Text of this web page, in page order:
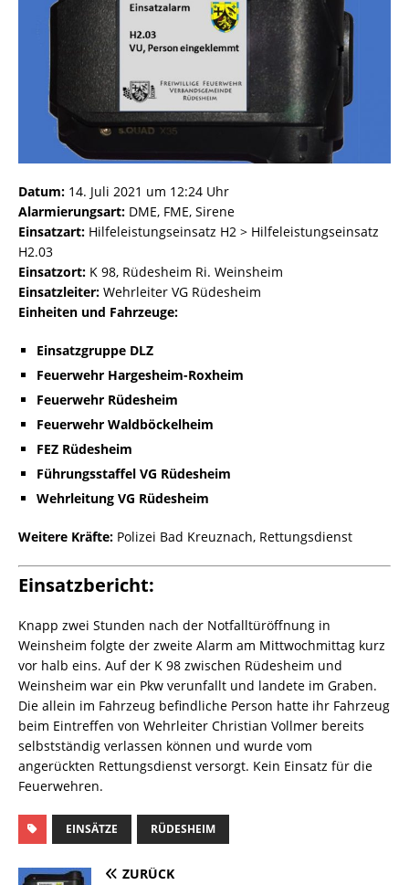
Datum: 14. Juli 2021 um 12:24 Uhr
Alarmierungsart: DME, FME, Sirene
Einsatzart: Hilfeleistungseinsatz H2 > Hilfeleistungseinsatz
H2.03
Einsatzort: K 98, Rüdesheim Ri. Weinsheim
Einsatzleiter: Wehrleiter VG Rüdesheim
Einheiten und Fahrzeuge:
Einsatzgruppe DLZ
Feuerwehr Hargesheim-Roxheim
Feuerwehr Rüdesheim
Feuerwehr Waldböckelheim
FEZ Rüdesheim
Führungsstaffel VG Rüdesheim
Wehrleitung VG Rüdesheim
Weitere Kräfte: Polizei Bad Kreuznach, Rettungsdienst
Einsatzbericht:
Knapp zwei Stunden nach der Notfalltüröffnung in
Weinsheim folgte der zweite Alarm am Mittwochmittag kurz
vor halb eins. Auf der K 98 zwischen Rüdesheim und
Weinsheim war ein Pkw verunfallt und landete im Graben.
Die allein im Fahrzeug befindliche Person hatte ihr Fahrzeug
beim Eintreffen von Wehrleiter Christian Vollmer bereits
selbstständig verlassen können und wurde vom
angerückten Rettungsdienst versorgt. Kein Einsatz für die
Feuerwehren.
EINSÄTZE RÜDESHEIM
ZURÜCK